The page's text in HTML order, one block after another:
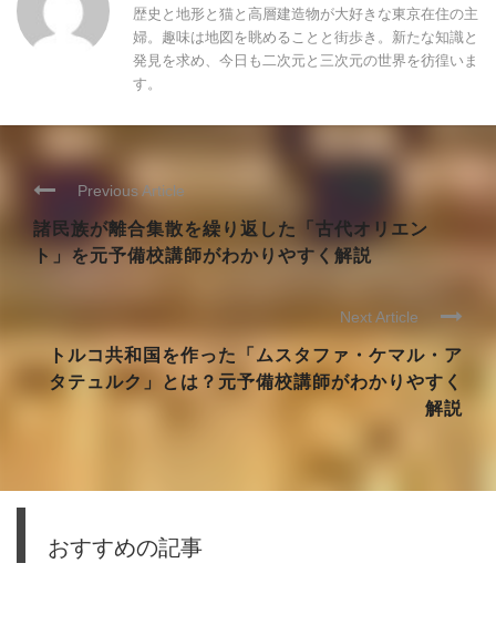
歴史と地形と猫と高層建造物が大好きな東京在住の主
婦。趣味は地図を眺めることと街歩き。新たな知識と
発見を求め、今日も二次元と三次元の世界を彷徨いま
す。
Previous Article
諸民族が離合集散を繰り返した「古代オリエン
ト」を元予備校講師がわかりやすく解説
Next Article
トルコ共和国を作った「ムスタファ・ケマル・ア
タテュルク」とは？元予備校講師がわかりやすく
解説
おすすめの記事